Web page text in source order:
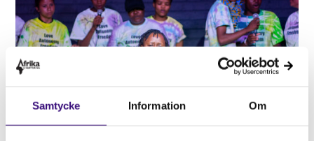
Samtycke Information Om